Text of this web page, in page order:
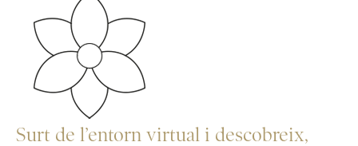
Surt de l’entorn virtual i descobreix,